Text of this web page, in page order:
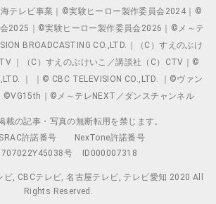
テレビ事業｜©実験ヒーロー製作委員会2024｜©
2025｜©実験ヒーロー製作委員会2026｜©メ～テ
BROADCASTING CO.,LTD.｜（C）すえのぶけ
｜（C）すえのぶけいこ／講談社（C）CTV｜©
｜ ｜© CBC TELEVISION CO.,LTD. ｜©ヴァン
©VG15th｜©メ～テレNEXT／ダンスチャンネル
載の記事・写真の無断転用を禁じます。
許諾番号
NexTone許諾番号
号
ID000007318
, CBCテレビ, 名古屋テレビ, テレビ愛知 2020 All
Rights Reserved.